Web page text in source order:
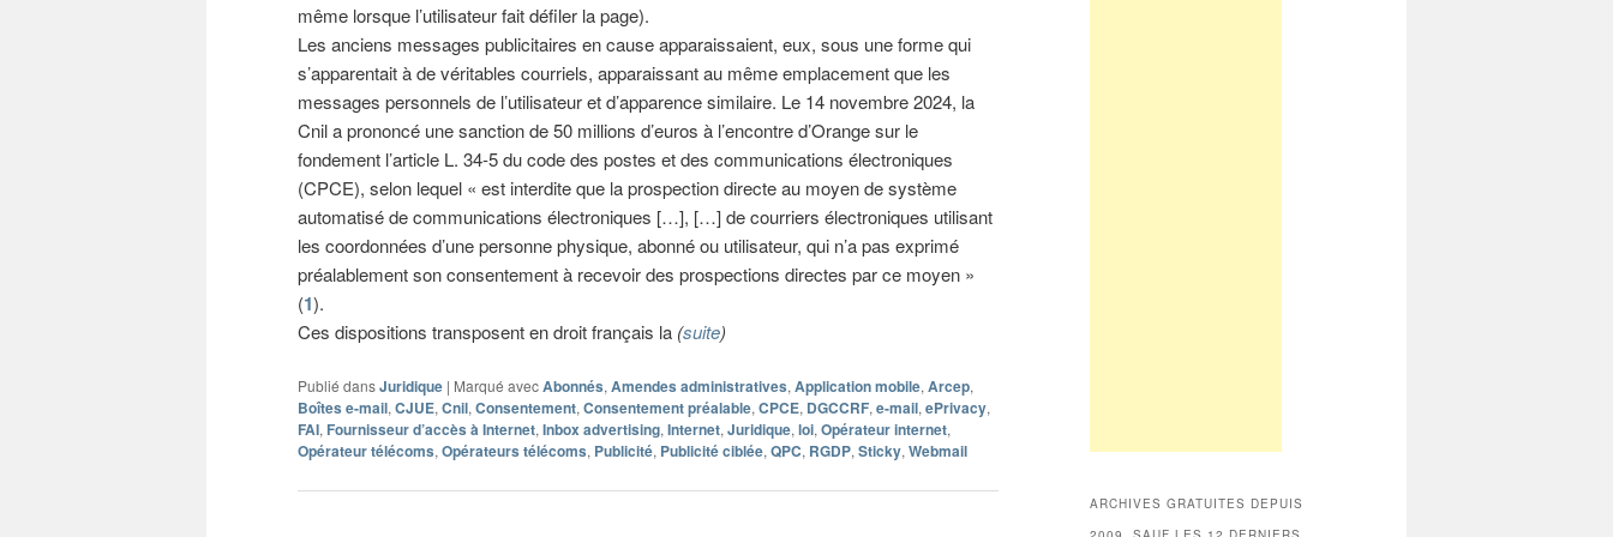
même lorsque l’utilisateur fait défiler la page).
Les anciens messages publicitaires en cause apparaissaient, eux, sous une forme qui
s’apparentait à de véritables courriels, apparaissant au même emplacement que les
messages personnels de l’utilisateur et d’apparence similaire. Le 14 novembre 2024, la
Cnil a prononcé une sanction de 50 millions d’euros à l’encontre d’Orange sur le
fondement l’article L. 34-5 du code des postes et des communications électroniques
(CPCE), selon lequel « est interdite que la prospection directe au moyen de système
automatisé de communications électroniques […], […] de courriers électroniques utilisant
les coordonnées d’une personne physique, abonné ou utilisateur, qui n’a pas exprimé
préalablement son consentement à recevoir des prospections directes par ce moyen »
(1).
Ces dispositions transposent en droit français la (suite)
Publié dansJuridique | Marqué avecAbonnés, Amendes administratives, Application mobile, Arcep,
Boîtes e-mail, CJUE, Cnil, Consentement, Consentement préalable, CPCE, DGCCRF, e-mail, ePrivacy,
FAI, Fournisseur d’accès à Internet, Inbox advertising, Internet, Juridique, loi, Opérateur internet,
Opérateur télécoms, Opérateurs télécoms, Publicité, Publicité ciblée, QPC, RGDP, Sticky, Webmail
ARCHIVES GRATUITES DEPUIS